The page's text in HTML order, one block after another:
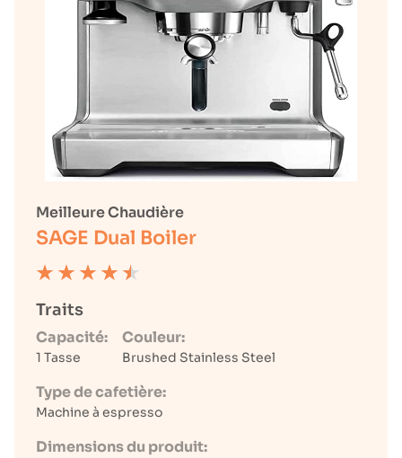
Meilleure Chaudière
SAGE Dual Boiler
Traits
Capacité:
1 Tasse
Couleur:
Brushed Stainless Steel
Type de cafetière:
Machine à espresso
Dimensions du produit: